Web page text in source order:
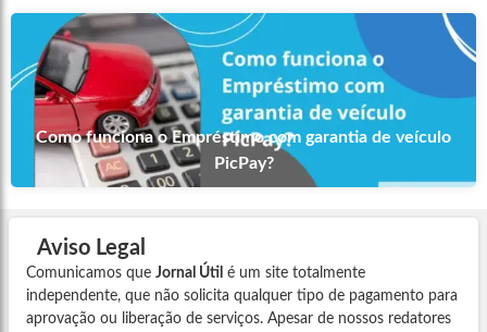
Como funciona o Empréstimo com garantia de veículo
PicPay?
Aviso Legal
Comunicamos que Jornal Útil é um site totalmente
independente, que não solicita qualquer tipo de pagamento para
aprovação ou liberação de serviços. Apesar de nossos redatores